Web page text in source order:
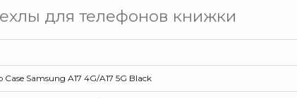
для телефонов книжки
Samsung A17 4G/A17 5G Black